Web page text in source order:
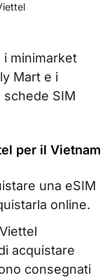
i minimarket
Mart e i
SIM
per il Vietnam
una eSIM
online.
acquistare
consegnati